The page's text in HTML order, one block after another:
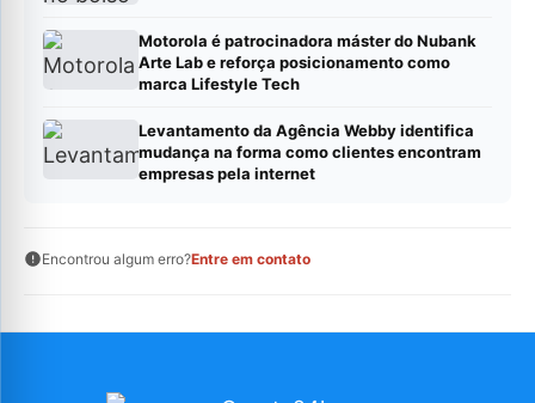
Motorola é patrocinadora máster do Nubank
Arte Lab e reforça posicionamento como
marca Lifestyle Tech
Levantamento da Agência Webby identifica
mudança na forma como clientes encontram
empresas pela internet
Encontrou algum erro?Entre em contato